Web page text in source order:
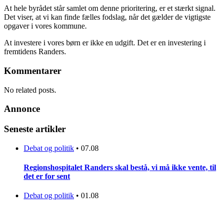
At hele byrådet står samlet om denne prioritering, er et stærkt signal.
Det viser, at vi kan finde fælles fodslag, når det gælder de vigtigste
opgaver i vores kommune.
At investere i vores børn er ikke en udgift. Det er en investering i
fremtidens Randers.
Kommentarer
No related posts.
Annonce
Seneste artikler
Debat og politik • 07.08
Regionshospitalet Randers skal bestå, vi må ikke vente, til
det er for sent
Debat og politik • 01.08